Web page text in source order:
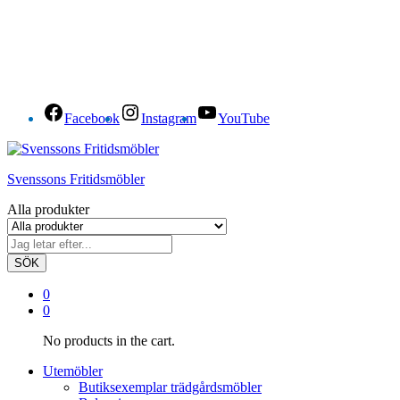
Facebook Instagram YouTube
Svenssons Fritidsmöbler
Alla produkter
SÖK
0
0
No products in the cart.
Utemöbler
Butiksexemplar trädgårdsmöbler